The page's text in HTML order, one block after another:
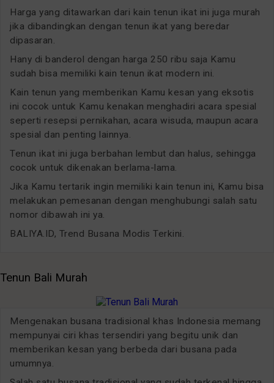
Harga yang ditawarkan dari kain tenun ikat ini juga murah
jika dibandingkan dengan tenun ikat yang beredar
dipasaran.
Hany di banderol dengan harga 250 ribu saja Kamu
sudah bisa memiliki kain tenun ikat modern ini.
Kain tenun yang memberikan Kamu kesan yang eksotis
ini cocok untuk Kamu kenakan menghadiri acara spesial
seperti resepsi pernikahan, acara wisuda, maupun acara
spesial dan penting lainnya.
Tenun ikat ini juga berbahan lembut dan halus, sehingga
cocok untuk dikenakan berlama-lama.
Jika Kamu tertarik ingin memiliki kain tenun ini, Kamu bisa
melakukan pemesanan dengan menghubungi salah satu
nomor dibawah ini ya.
BALIYA.ID, Trend Busana Modis Terkini.
Tenun Bali Murah
Mengenakan busana tradisional khas Indonesia memang
mempunyai ciri khas tersendiri yang begitu unik dan
memberikan kesan yang berbeda dari busana pada
umumnya.